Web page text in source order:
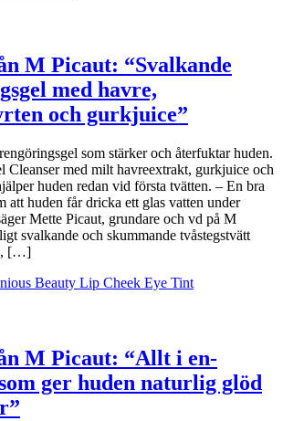
M Picaut: “Svalkande
med havre,
och gurkjuice”
som stärker och återfuktar huden.
Cleanser med milt havreextrakt, gurkjuice och
huden redan vid första tvätten. – En bra
att huden får dricka ett glas vatten under
Mette Picaut, grundare och vd på M
svalkande och skummande tvåstegstvätt
[…]
M Picaut: “Allt i en-
ger huden naturlig glöd